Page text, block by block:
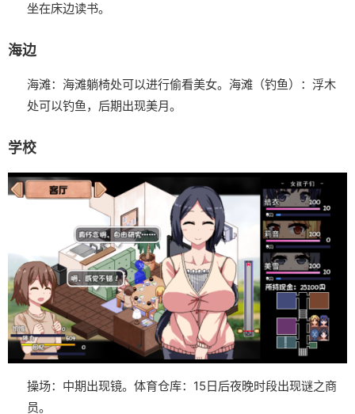
坐在床边读书。
海边
海滩：海滩躺椅处可以进行偷看美女。 海滩（钓鱼）：浮木
处可以钓鱼，后期出现美月。
学校
操场：中期出现镜。 体育仓库：15日后夜晚时段出现谜之商
员。